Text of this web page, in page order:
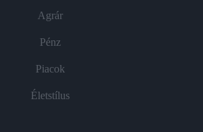
Agrár
Pénz
Piacok
Életstílus